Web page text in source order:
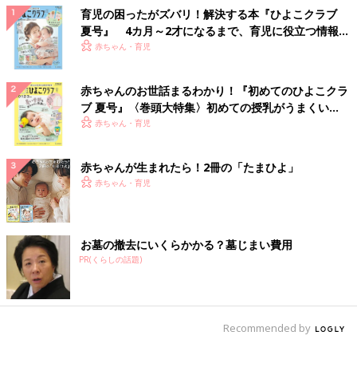
育児の困ったがズバリ！解決する本『ひよこクラブ
夏号』 4カ月～2才になるまで、育児に役立つ情報が
いっぱい！
赤ちゃん・育児
赤ちゃんのお世話まるわかり！『初めてのひよこクラ
ブ 夏号』〈巻頭大特集〉初めての授乳がうまくい
く！ おっぱい・ミルクの基本と夏のトラブル 解決テ
赤ちゃん・育児
赤ちゃんが生まれたら！2冊の「たまひよ」
赤ちゃん・育児
お墓の撤去にいくらかかる？墓じまい費用
PR(くらしの話題)
Recommended by